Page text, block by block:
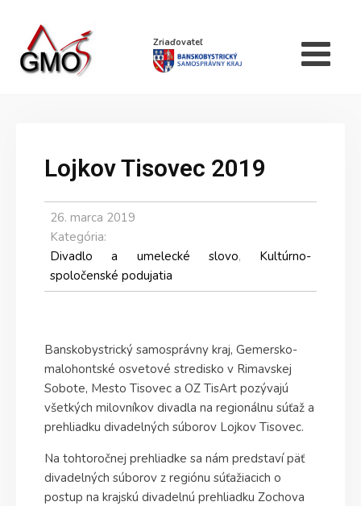
Zriaďovateľ
Lojkov Tisovec 2019
26. marca 2019
Kategória:
Divadlo a umelecké slovo, Kultúrno-
spoločenské podujatia
Banskobystrický samosprávny kraj, Gemersko-
malohontské osvetové stredisko v Rimavskej
Sobote, Mesto Tisovec a OZ TisArt pozývajú
všetkých milovníkov divadla na regionálnu súťaž a
prehliadku divadelných súborov Lojkov Tisovec.
Na tohtoročnej prehliadke sa nám predstaví päť
divadelných súborov z regiónu súťažiacich o
postup na krajskú divadelnú prehliadku Zochova